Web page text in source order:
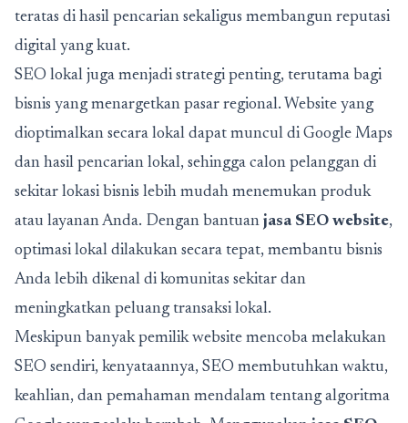
teratas di hasil pencarian sekaligus membangun reputasi
digital yang kuat.
SEO lokal juga menjadi strategi penting, terutama bagi
bisnis yang menargetkan pasar regional. Website yang
dioptimalkan secara lokal dapat muncul di Google Maps
dan hasil pencarian lokal, sehingga calon pelanggan di
sekitar lokasi bisnis lebih mudah menemukan produk
atau layanan Anda. Dengan bantuan jasa SEO website,
optimasi lokal dilakukan secara tepat, membantu bisnis
Anda lebih dikenal di komunitas sekitar dan
meningkatkan peluang transaksi lokal.
Meskipun banyak pemilik website mencoba melakukan
SEO sendiri, kenyataannya, SEO membutuhkan waktu,
keahlian, dan pemahaman mendalam tentang algoritma